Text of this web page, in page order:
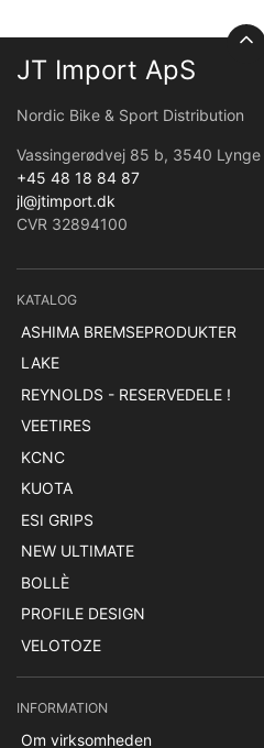
JT Import ApS
Nordic Bike & Sport Distribution
Vassingerødvej 85 b, 3540 Lynge
+45 48 18 84 87
jl@jtimport.dk
CVR 32894100
KATALOG
ASHIMA BREMSEPRODUKTER
LAKE
REYNOLDS - RESERVEDELE !
VEETIRES
KCNC
KUOTA
ESI GRIPS
NEW ULTIMATE
BOLLÈ
PROFILE DESIGN
VELOTOZE
INFORMATION
Om virksomheden